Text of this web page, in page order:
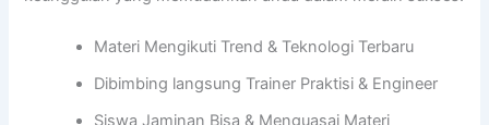
Materi Mengikuti Trend & Teknologi Terbaru
Dibimbing langsung Trainer Praktisi & Engineer
Siswa Jaminan Bisa & Menguasai Materi